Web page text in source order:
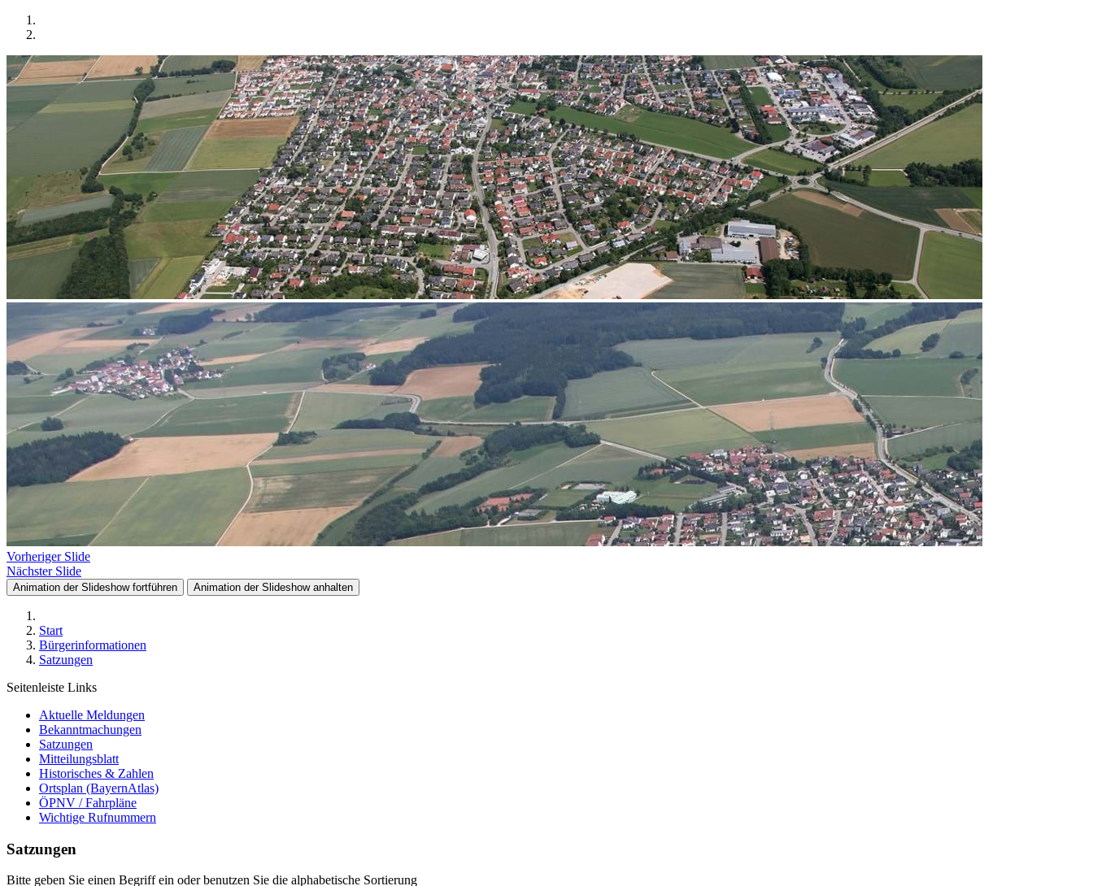
Vorheriger Slide
Nächster Slide
Animation der Slideshow fortführen Animation der Slideshow anhalten
Start
Bürgerinformationen
Satzungen
Seitenleiste Links
Aktuelle Meldungen
Bekanntmachungen
Satzungen
Mitteilungsblatt
Historisches & Zahlen
Ortsplan (BayernAtlas)
ÖPNV / Fahrpläne
Wichtige Rufnummern
Satzungen
Bitte geben Sie einen Begriff ein oder benutzen Sie die alphabetische Sortierung